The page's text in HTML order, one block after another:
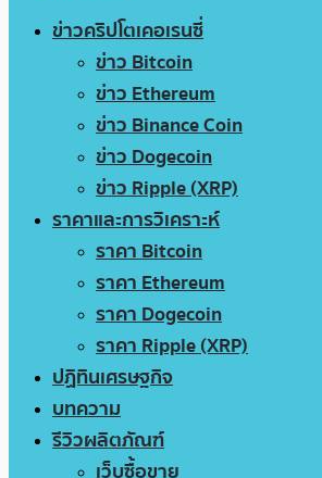
ข่าวคริปโตเคอเรนซี่
ข่าว Bitcoin
ข่าว Ethereum
ข่าว Binance Coin
ข่าว Dogecoin
ข่าว Ripple (XRP)
ราคาและการวิเคราะห์
ราคา Bitcoin
ราคา Ethereum
ราคา Dogecoin
ราคา Ripple (XRP)
ปฏิทินเศรษฐกิจ
บทความ
รีวิวผลิตภัณฑ์